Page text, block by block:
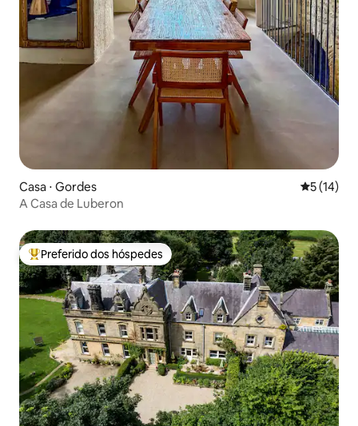
Casa ⋅ Gordes 5 de uma
5 (14)
A Casa de Luberon
Entre os melhores preferidos dos hóspedes
Preferido dos hóspedes